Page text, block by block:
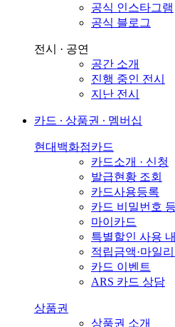
공식 인스타그램
공식 블로그
전시 · 공연
공간 소개
진행 중인 전시
지난 전시
카드 ∙ 상품권 ∙ 멤버십
현대백화점카드
카드소개 · 신청
발급현황 조회
카드사용등록
카드 비밀번호
마이카드
특별할인 사용
적립금액·마일리
카드 이벤트
ARS 카드 상담
상품권
상품권 소개